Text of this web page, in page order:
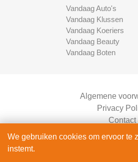
Vandaag Auto's
Vandaag Klussen
Vandaag Koeriers
Vandaag Beauty
Vandaag Boten
Algemene
Privacy
Contact
Bedrijven
We gebruiken cookies om ervoor te
instemt.